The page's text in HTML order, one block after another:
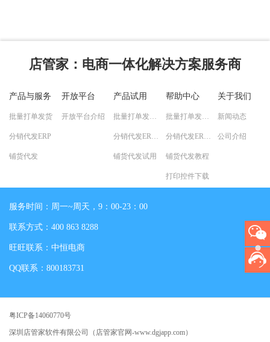
店管家 ：电商一体化解决方案服务商
产品与服务
批量打单发货
分销代发ERP
铺货代发
开放平台
开放平台介绍
产品试用
批量打单发货试用
分销代发ERP试用
铺货代发试用
帮助中心
批量打单发货教程
分销代发ERP教程
铺货代发教程
打印控件下载
关于我们
新闻动态
公司介绍
服务时间：周一~周天，9：00-23：00
联系方式：400 863 8288
旺旺联系：中恒电商
QQ联系：800183731
粤ICP备14060770号
深圳店管家软件有限公司（店管家官网-www.dgjapp.com）